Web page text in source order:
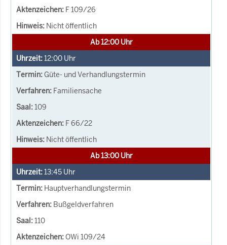
F 109/26
Nicht öffentlich
Ab 12:00 Uhr
12:00 Uhr
Güte- und Verhandlungstermin
Familiensache
109
F 66/22
Nicht öffentlich
Ab 13:00 Uhr
13:45 Uhr
Hauptverhandlungstermin
Bußgeldverfahren
110
OWi 109/24